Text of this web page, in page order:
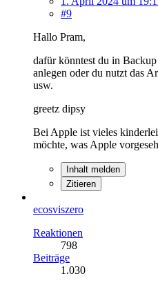
#9
Hallo Pram,
dafür könntest du in
anlegen oder du nutzt das
usw.
greetz dipsy
Bei Apple ist vieles
möchte, was Apple
Inhalt melden
Zitieren
ecosviszero
Reaktionen
798
Beiträge
1.030